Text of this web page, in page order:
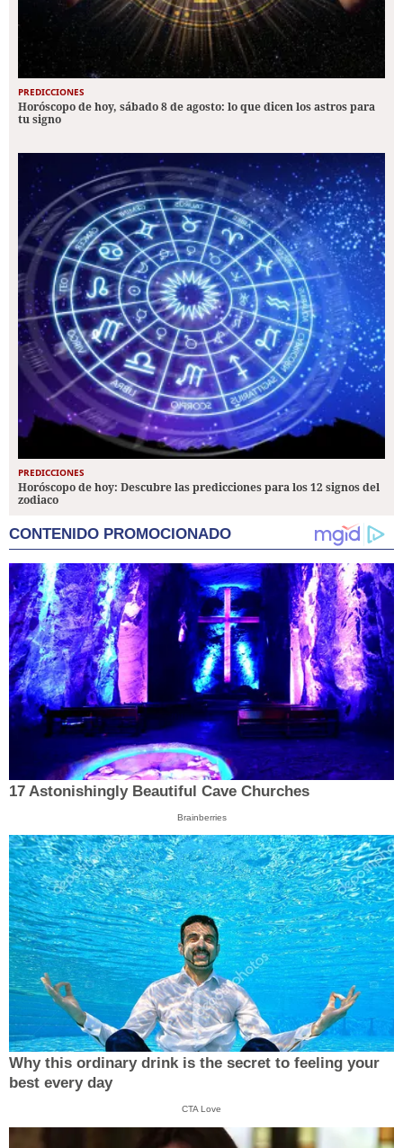
PREDICCIONES
Horóscopo de hoy, sábado 8 de agosto: lo que dicen los astros para
tu signo
PREDICCIONES
Horóscopo de hoy: Descubre las predicciones para los 12 signos del
zodiaco
CONTENIDO PROMOCIONADO
17 Astonishingly Beautiful Cave Churches
Brainberries
Why this ordinary drink is the secret to feeling your
best every day
CTA Love